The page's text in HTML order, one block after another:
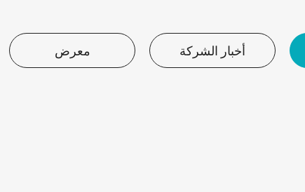
أخبار الشركة معرض